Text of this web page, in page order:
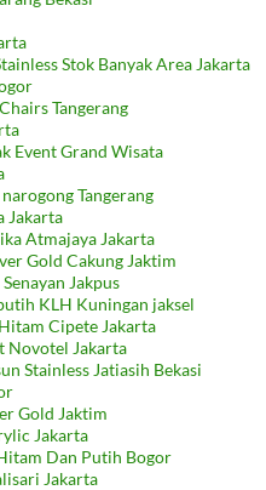
Stok Banyak Area Jakarta
Tangerang
Event Grand Wisata
Tangerang
Jakarta
Atmajaya Jakarta
Gold Cakung Jaktim
Jakpus
KLH Kuningan jaksel
Cipete Jakarta
Novotel Jakarta
Stainless Jatiasih Bekasi
Gold Jaktim
Jakarta
Dan Putih Bogor
Jakarta